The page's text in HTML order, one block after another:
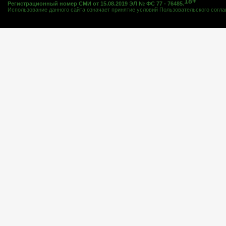
Регистрационный номер СМИ от 15.08.2019 ЭЛ № ФС 77 - 76485.
Использование данного сайта означает принятие условий Пользовательского